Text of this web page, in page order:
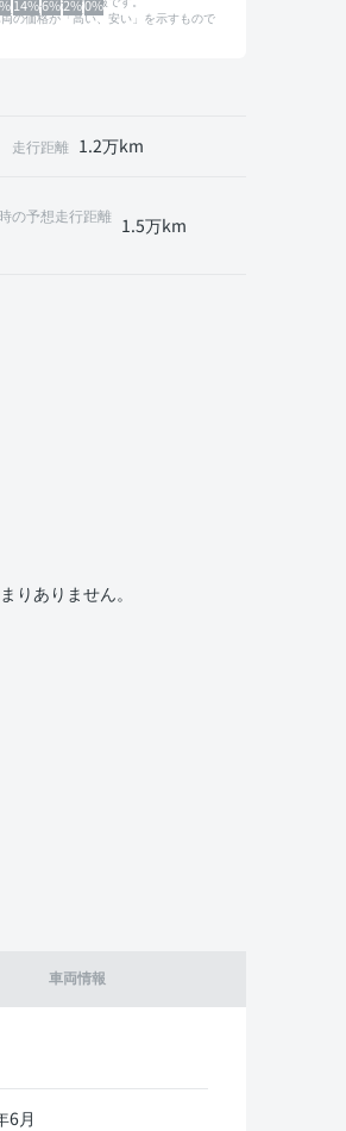
14%6%2%0%
の価格が「高い、安い」を示すもので
走行距離 1.2万km
の予想走行距離 1.5万km
車両情報
6月
ありません。